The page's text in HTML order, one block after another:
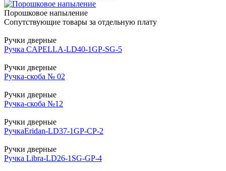
Порошковое напыление
Сопутствующие товары за отдельную плату
Ручки дверные
Ручка CAPELLA-LD40-1GP-SG-5
Ручки дверные
Ручка-скоба № 02
Ручки дверные
Ручка-скоба №12
Ручки дверные
РучкаEridan-LD37-1GP-CP-2
Ручки дверные
Ручка Libra-LD26-1SG-GP-4